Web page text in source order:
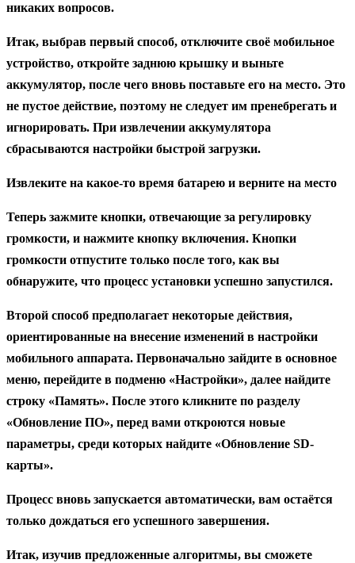
никаких вопросов.
Итак, выбрав первый способ, отключите своё мобильное
устройство, откройте заднюю крышку и выньте
аккумулятор, после чего вновь поставьте его на место. Это
не пустое действие, поэтому не следует им пренебрегать и
игнорировать. При извлечении аккумулятора
сбрасываются настройки быстрой загрузки.
Извлеките на какое-то время батарею и верните на место
Теперь зажмите кнопки, отвечающие за регулировку
громкости, и нажмите кнопку включения. Кнопки
громкости отпустите только после того, как вы
обнаружите, что процесс установки успешно запустился.
Второй способ предполагает некоторые действия,
ориентированные на внесение изменений в настройки
мобильного аппарата. Первоначально зайдите в основное
меню, перейдите в подменю «Настройки», далее найдите
строку «Память». После этого кликните по разделу
«Обновление ПО», перед вами откроются новые
параметры, среди которых найдите «Обновление SD-
карты».
Процесс вновь запускается автоматически, вам остаётся
только дождаться его успешного завершения.
Итак, изучив предложенные алгоритмы, вы сможете